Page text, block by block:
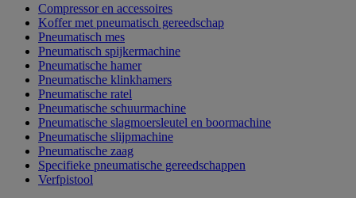
Compressor en accessoires
Koffer met pneumatisch gereedschap
Pneumatisch mes
Pneumatisch spijkermachine
Pneumatische hamer
Pneumatische klinkhamers
Pneumatische ratel
Pneumatische schuurmachine
Pneumatische slagmoersleutel en boormachine
Pneumatische slijpmachine
Pneumatische zaag
Specifieke pneumatische gereedschappen
Verfpistool